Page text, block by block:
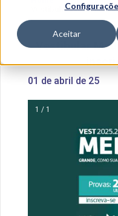
Aceitar
Vestibular Medicina
Vestibular
01 de abril de 25
1 / 1